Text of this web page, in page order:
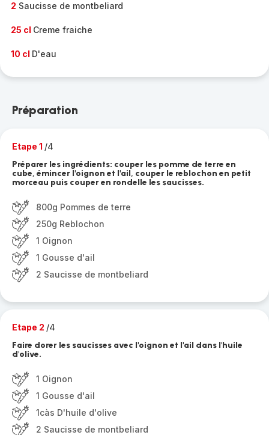
2 Saucisse de montbeliard
25 cl Creme fraiche
10 cl D'eau
Préparation
Etape 1 /4
Préparer les ingrédients: couper les pomme de terre en
cube, émincer l'oignon et l'ail, couper le reblochon en petit
morceau puis couper en rondelle les saucisses.
800g Pommes de terre
250g Reblochon
1 Oignon
1 Gousse d'ail
2 Saucisse de montbeliard
Etape 2 /4
Faire dorer les saucisses avec l'oignon et l'ail dans l'huile
d'olive.
1 Oignon
1 Gousse d'ail
1càs D'huile d'olive
2 Saucisse de montbeliard